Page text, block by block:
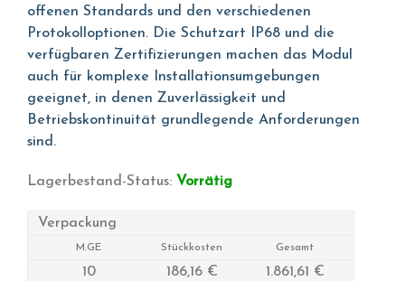
offenen Standards und den verschiedenen
Protokolloptionen. Die Schutzart IP68 und die
verfügbaren Zertifizierungen machen das Modul
auch für komplexe Installationsumgebungen
geeignet, in denen Zuverlässigkeit und
Betriebskontinuität grundlegende Anforderungen
sind.
Lagerbestand-Status: Vorrätig
Verpackung
M.GE Stückkosten Gesamt
10 186,16 €
1.861,61 €